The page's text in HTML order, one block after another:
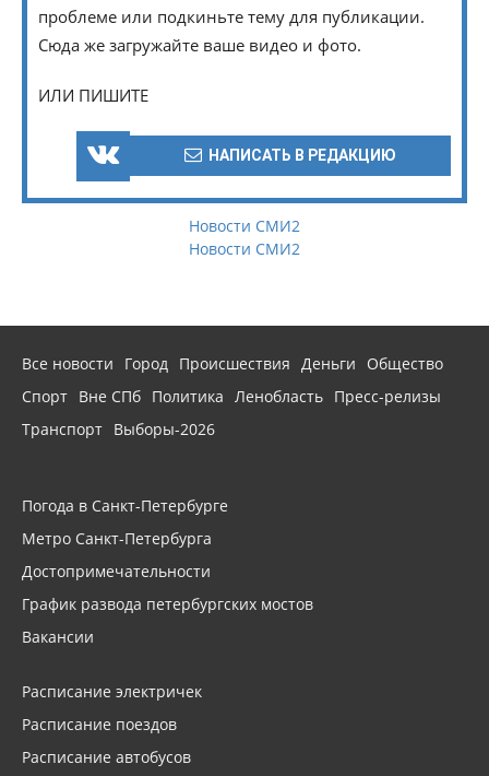
проблеме или подкиньте тему для публикации.
Сюда же загружайте ваше видео и фото.
ИЛИ ПИШИТЕ
НАПИСАТЬ В РЕДАКЦИЮ
Новости СМИ2
Новости СМИ2
Все новости Город Происшествия Деньги
Общество
Спорт Вне СПб Политика Ленобласть Пресс-релизы
Транспорт Выборы-2026
Погода в Санкт-Петербурге
Метро Санкт-Петербурга
Достопримечательности
График развода петербургских мостов
Вакансии
Расписание электричек
Расписание поездов
Расписание автобусов